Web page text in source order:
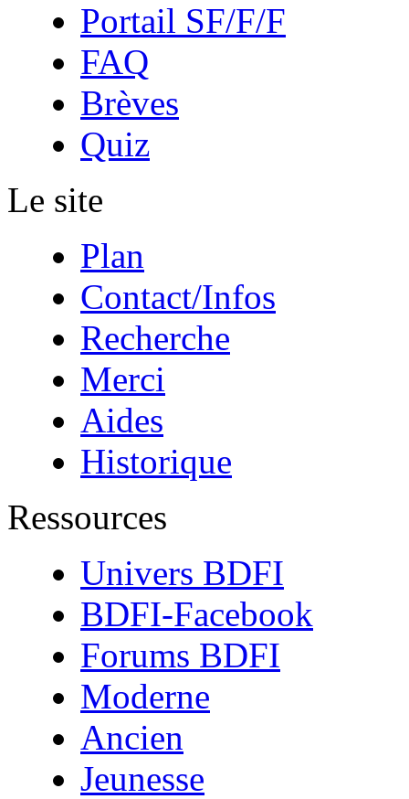
Portail SF/F/F
FAQ
Brèves
Quiz
Le site
Plan
Contact/Infos
Recherche
Merci
Aides
Historique
Ressources
Univers BDFI
BDFI-Facebook
Forums BDFI
Moderne
Ancien
Jeunesse